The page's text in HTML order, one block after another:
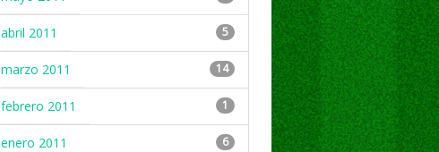
abril 2011 5
marzo 2011 14
febrero 2011 1
enero 2011 6